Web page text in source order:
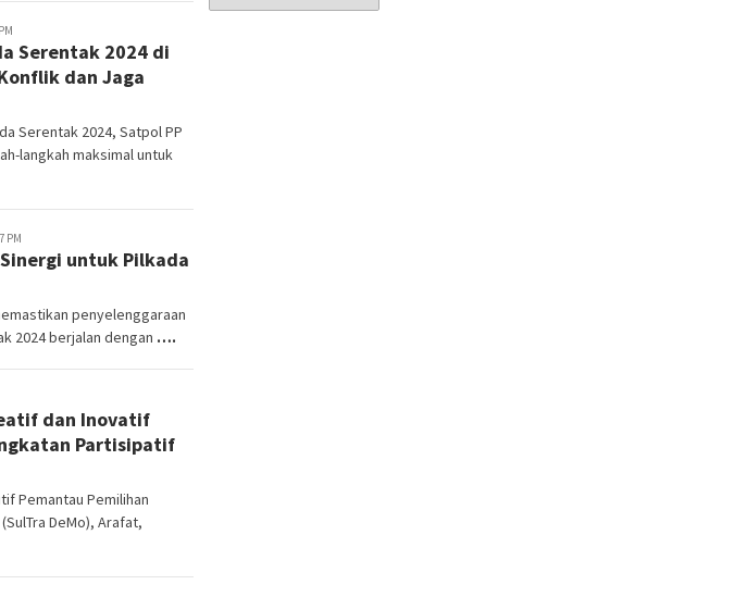
Serentak 2024 di
dan Jaga
Serentak 2024, Satpol PP
langkah maksimal untuk
PM
untuk Pilkada
penyelenggaraan
2024 berjalan dengan ….
dan Inovatif
Partisipatif
Pemantau Pemilihan
DeMo), Arafat,
Berita